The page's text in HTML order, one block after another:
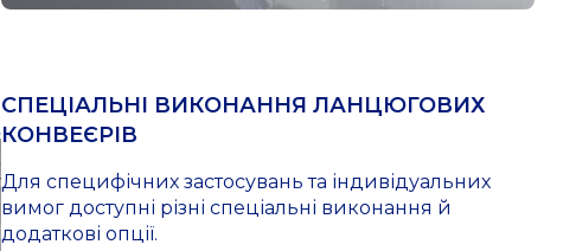
СПЕЦІАЛЬНІ ВИКОНАННЯ ЛАНЦЮГОВИХ
КОНВЕЄРІВ
Для специфічних застосувань та індивідуальних
вимог доступні різні спеціальні виконання й
додаткові опції.